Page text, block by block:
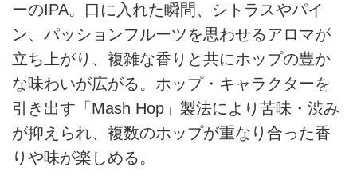
ーのIPA。口に入れた瞬間、シトラスやパイ
ン、パッションフルーツを思わせるアロマが
立ち上がり、複雑な香りと共にホップの豊か
な味わいが広がる。ホップ・キャラクターを
引き出す「Mash Hop」製法により苦味・渋み
が抑えられ、複数のホップが重なり合った香
りや味が楽しめる。